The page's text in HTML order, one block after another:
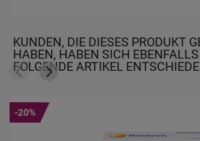
KUNDEN, DIE DIESES PRODUKT
HABEN, HABEN SICH
FOLGENDE ARTIKEL
-20%